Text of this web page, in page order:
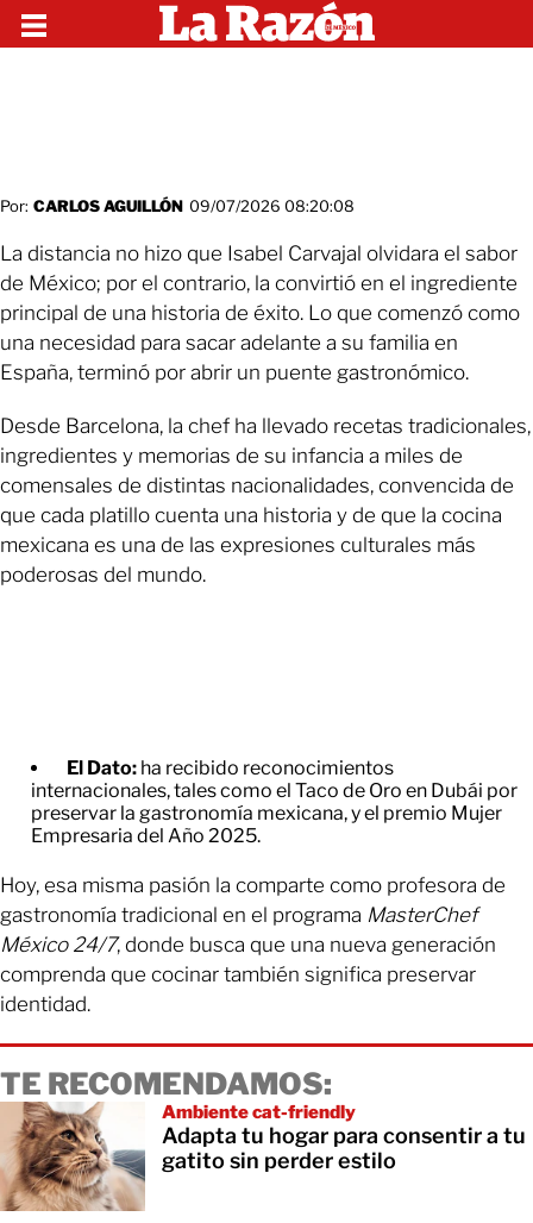
Por: CARLOS AGUILLÓN 09/07/2026 08:20:08
La distancia no hizo que Isabel Carvajal olvidara el sabor
de México; por el contrario, la convirtió en el ingrediente
principal de una historia de éxito. Lo que comenzó como
una necesidad para sacar adelante a su familia en
España, terminó por abrir un puente gastronómico.
Desde Barcelona, la chef ha llevado recetas tradicionales,
ingredientes y memorias de su infancia a miles de
comensales de distintas nacionalidades, convencida de
que cada platillo cuenta una historia y de que la cocina
mexicana es una de las expresiones culturales más
poderosas del mundo.
El Dato: ha recibido reconocimientos
internacionales, tales como el Taco de Oro en Dubái por
preservar la gastronomía mexicana, y el premio Mujer
Empresaria del Año 2025.
Hoy, esa misma pasión la comparte como profesora de
gastronomía tradicional en el programa MasterChef
México 24/7, donde busca que una nueva generación
comprenda que cocinar también significa preservar
identidad.
TE RECOMENDAMOS:
Ambiente cat-friendly
Adapta tu hogar para consentir a tu
gatito sin perder estilo